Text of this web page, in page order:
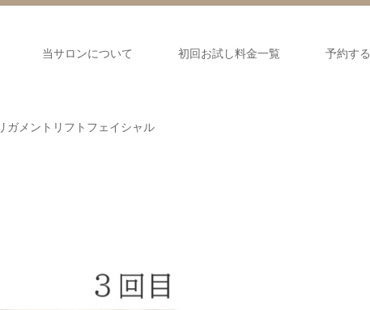
当サロンについて 初回お試し料金一覧 予約する
ガメントリフトフェイシャル